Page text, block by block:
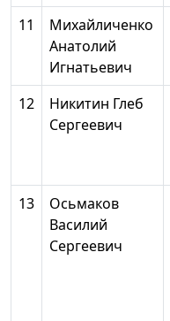
11
Михайличенко
Анатолий
Игнатьевич
12
Никитин Глеб
Сергеевич
13
Осьмаков
Василий
Сергеевич